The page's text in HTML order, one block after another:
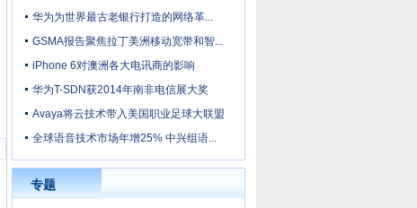
华为为世界最古老银行打造的网络革...
GSMA报告聚焦拉丁美洲移动宽带和智...
iPhone 6对澳洲各大电讯商的影响
华为T-SDN获2014年南非电信展大奖
Avaya将云技术带入美国职业足球大联盟
全球语音技术市场年增25% 中兴组语...
专题